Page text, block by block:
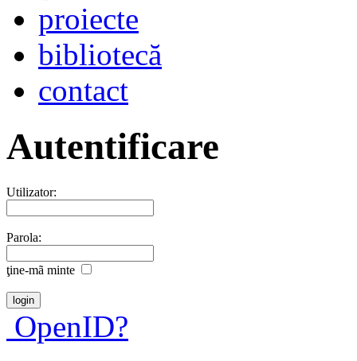
proiecte
bibliotecă
contact
Autentificare
Utilizator:
Parola:
ţine-mã minte
OpenID?